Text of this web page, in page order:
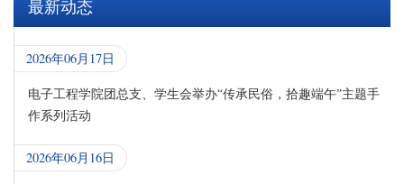
最新动态
2026年06月17日
电子工程学院团总支、学生会举办“传承民俗，拾趣端午”主题手
作系列活动
2026年06月16日